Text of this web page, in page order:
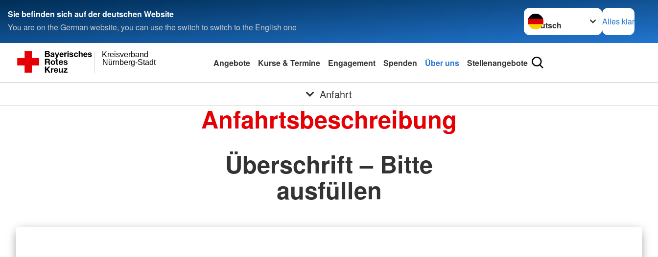
Sie befinden sich auf der deutschen Website
You are on the German website, you can use the switch to switch to the English one
Sprache wechseln zu
Alles klar
Nürnberg-Stadt
Kreisverband
Angebote Kurse & Termine Engagement Spenden Über uns Stellenangebote
Anfahrt
Anfahrtsbeschreibung
Überschrift – Bitte
ausfüllen